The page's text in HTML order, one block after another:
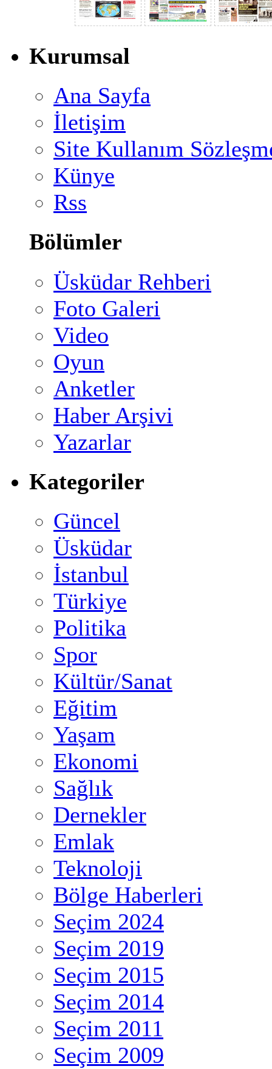
Kurumsal
Ana Sayfa
İletişim
Site Kullanım
Künye
Rss
Bölümler
Üsküdar Rehberi
Foto Galeri
Video
Oyun
Anketler
Haber Arşivi
Yazarlar
Kategoriler
Güncel
Üsküdar
İstanbul
Türkiye
Politika
Spor
Kültür/Sanat
Eğitim
Yaşam
Ekonomi
Sağlık
Dernekler
Emlak
Teknoloji
Bölge Haberleri
Seçim 2024
Seçim 2019
Seçim 2015
Seçim 2014
Seçim 2011
Seçim 2009